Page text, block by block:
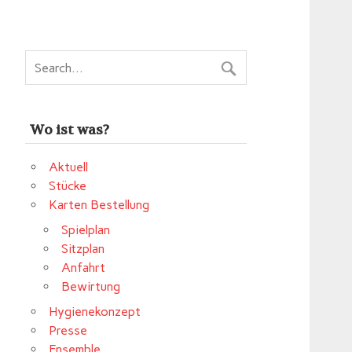
Wo ist was?
Aktuell
Stücke
Karten Bestellung
Spielplan
Sitzplan
Anfahrt
Bewirtung
Hygienekonzept
Presse